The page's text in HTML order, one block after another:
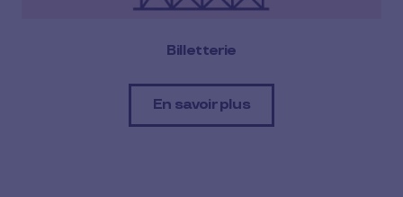
Billetterie
En savoir plus